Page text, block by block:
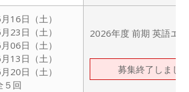
16日（土）
23日（土）
06日（土）
13日（土）
20日（土）
５回
2026年度 前期 英語エ
募集終了しまし